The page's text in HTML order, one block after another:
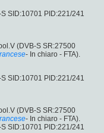
SID:10701 PID:221/241
(DVB-S SR:27500
- In chiaro - FTA).
SID:10701 PID:221/241
(DVB-S SR:27500
- In chiaro - FTA).
SID:10701 PID:221/241